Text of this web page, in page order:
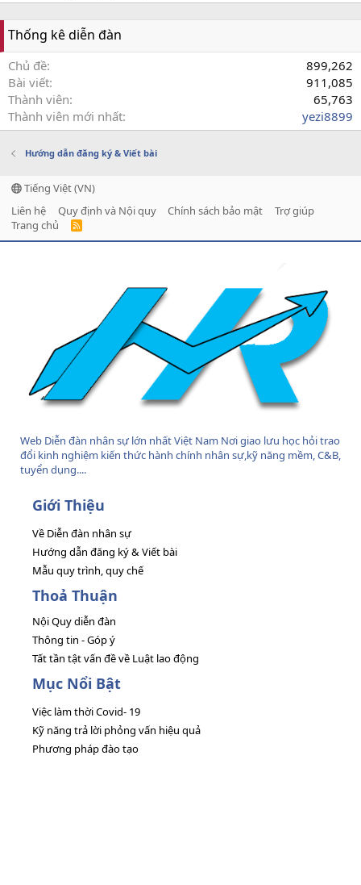
Thống kê diễn đàn
Chủ đề
899,262
Bài viết
911,085
Thành viên
65,763
Thành viên mới nhất
yezi8899
Hướng dẫn đăng ký & Viết bài
Tiếng Việt (VN)
Liên hệ
Quy định và Nội quy Chính sách bảo mật
Trợ giúp
Trang chủ
R
Web Diễn đàn nhân sự lớn nhất Việt Nam Nơi giao lưu học hỏi trao
đổi kinh nghiệm kiến thức hành chính nhân sự,kỹ năng mềm, C&B,
tuyển dụng....
Giới Thiệu
Về Diễn đàn nhân sự
Hướng dẫn đăng ký & Viết bài
Mẫu quy trình, quy chế
Thoả Thuận
Nội Quy diễn đàn
Thông tin - Góp ý
Tất tần tật vấn đề về Luật lao động
Mục Nổi Bật
Việc làm thời Covid- 19
Kỹ năng trả lời phỏng vấn hiệu quả
Phương pháp đào tạo